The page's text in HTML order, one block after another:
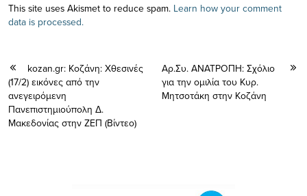
This site uses Akismet to reduce spam. Learn how your comment
data is processed.
kozan.gr: Κοζάνη: Xθεσινές
(17/2) εικόνες από την
ανεγειρόμενη
Πανεπιστημιούπολη Δ.
Μακεδονίας στην ΖΕΠ (Bίντεο)
Αρ.Συ. ΑΝΑΤΡΟΠΗ: Σχόλιο
για την ομιλία του Κυρ.
Μητσοτάκη στην Κοζάνη